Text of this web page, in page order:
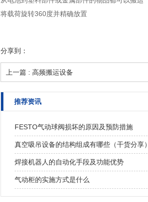
将载荷旋转360度并精确放置
分享到：
上一篇 : 高频搬运设备
推荐资讯
FESTO气动球阀损坏的原因及预防措施
真空吸吊设备的结构组成有哪些（干货分享）
焊接机器人的自动化手段及功能优势
气动柜的实施方式是什么